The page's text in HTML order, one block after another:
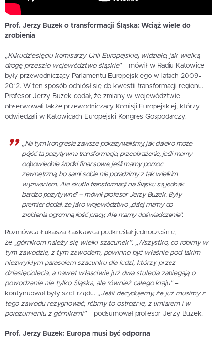
Prof. Jerzy Buzek o transformacji Śląska: Wciąż wiele do
zrobienia
„Kilkudziesięciu komisarzy Unii Europejskiej widziało, jak wielką
drogę przeszło województwo śląskie”– mówił w Radiu Katowice
były przewodniczący Parlamentu Europejskiego w latach 2009-
2012. W ten sposób odniósł się do kwestii transformacji regionu.
Profesor Jerzy Buzek dodał, że zmiany w województwie
obserwowali także przewodniczący Komisji Europejskiej, którzy
odwiedzali w Katowicach Europejski Kongres Gospodarczy.
„Na tym kongresie zawsze pokazywaliśmy, jak daleko może
pójść ta pozytywna transformacja, przeobrażenie, jeśli mamy
odpowiednie środki finansowe, jeśli mamy pomoc
zewnętrzną, bo sami sobie nie poradzimy z tak wielkim
wyzwaniem. Ale skutki transformacji na Śląsku są jednak
bardzo pozytywne”– mówił profesor Jerzy Buzek. Były
premier dodał, że jako województwo „dalej mamy do
zrobienia ogromną ilość pracy, Ale mamy doświadczenie”.
Rozmówca Łukasza Łaskawca podkreślał jednocześnie,
że „górnikom należy się wielki szacunek”. „Wszystko, co robimy w
tym zawodzie, z tym zawodem, powinno być właśnie pod takim
niezwykłym parasolem szacunku dla ludzi, którzy przez
dziesięciolecia, a nawet właściwie już dwa stulecia zabiegają o
powodzenie nie tylko Śląska, ale również całego kraju”–
kontynuował były szef rządu. „Jeśli decydujemy, że już musimy z
tego zawodu rezygnować, róbmy to ostrożnie, z umiarem i w
porozumieniu z górnikami”– podsumował profesor Jerzy Buzek.
Prof. Jerzy Buzek: Europa musi być odporna